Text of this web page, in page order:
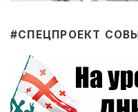
#CПЕЦПРОЕКТ СОВЫ